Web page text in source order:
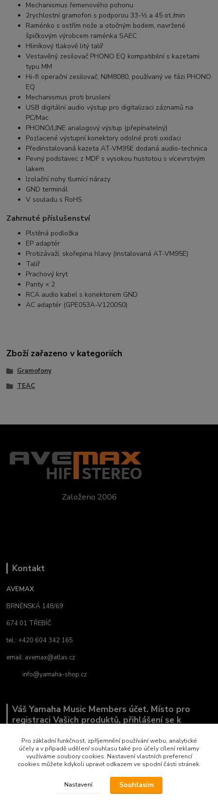
Mechanismus řemenového pohonu
2rychlostní gramofon s podporou 33-⅓ a 45 ot./min
Raménko s ostřím nože a otočným bodem, navržené
špičkovým výrobcem raménka SAEC
Hliníkový tlakově litý talíř
Vestavěný zesilovač PHONO EQ kompatibilní s kazetami
typu MM
Hi-fi operační zesilovač, NJM8080, používaný ve fázi PHONO
EQ
Mechanismus proti bruslení
USB digitální audio výstup pro digitalizaci záznamů na
PC/Mac
PHONO/LINE analogový výstup (přepínatelný)
Pozlacené výstupní konektory odolné proti oxidaci
Předinstalovaná kazeta AT-VM95E dodaná audio-technica
Pevný podstavec z MDF s vysokou hustotou s vícevrstvým
lakem
Izolační nohy tlumící nárazy
GND terminál
V souladu s RoHS
Zahrnuté příslušenství
Plstěná podložka
EP adaptér
Protizávaží, skořepina hlavy (instalovaná AT-VM95E)
Talíř
Prachový kryt
Panty × 2
RCA audio kabel s konektorem GND
AC adaptér (GPE053A-V120050)
Zboží zařazeno v kategoriích
Gramofony
TEAC
Založeno 2006
Kontakt
AVEMAX
BRNĚNSKÁ 148/69
674 01 TŘEBÍČ
tel.: +420 604 342 165
email: avemax@atlas.cz
info@yamaha-shop.cz
Váš Yamaha Music Members účet. Místo pro
registraci Vašich produktů, přihlášení se k
co Vás zajímá.
Pro základní funkčnost, zpříjemnění používání webu, analytické
účely a v případě udělení souhlasu také pro účely cílení reklamy
využíváme soubory cookies. Nastavení vlastních preferencí
cookies můžete kdykoli upravit odkazem ve spodní části stránek.
Nastavení Souhlasím